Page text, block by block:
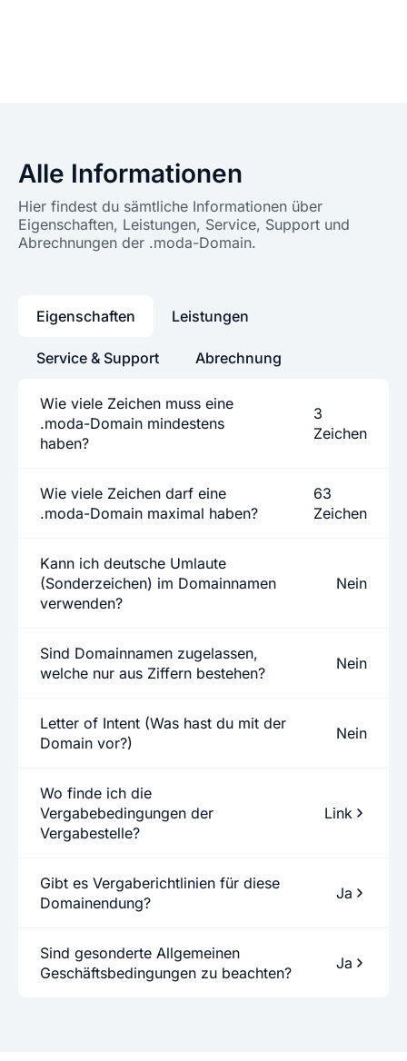
Alle Informationen
Hier findest du sämtliche Informationen über
Eigenschaften, Leistungen, Service, Support und
Abrechnungen der .moda-Domain.
Eigenschaften
Wie viele Zeichen muss eine
.moda-Domain mindestens
haben?
3
Zeichen
Wie viele Zeichen darf eine
.moda-Domain maximal haben?
63
Zeichen
Kann ich deutsche Umlaute
(Sonderzeichen) im Domainnamen
verwenden?
Nein
Sind Domainnamen zugelassen,
welche nur aus Ziffern bestehen?
Nein
Letter of Intent (Was hast du mit der
Domain vor?)
Nein
Wo finde ich die
Vergabebedingungen der
Vergabestelle?
Link
Gibt es Vergaberichtlinien für diese
Domainendung?
Ja
Sind gesonderte Allgemeinen
Geschäftsbedingungen zu beachten?
Ja
Leistungen
Service & Support Abrechnung